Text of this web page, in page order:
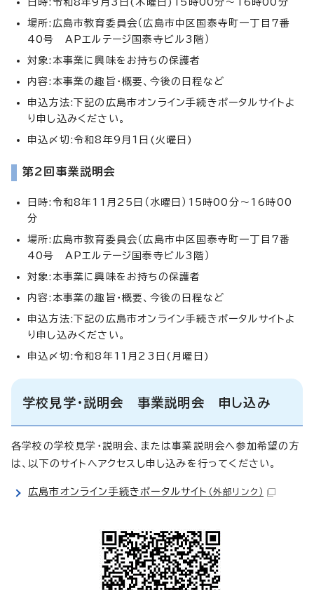
場所:広島市教育委員会（広島市中区国泰寺町一丁目7番
40号 APエルテージ国泰寺ビル3階）
対象:本事業に興味をお持ちの保護者
内容:本事業の趣旨・概要、今後の日程など
申込方法:下記の広島市オンライン手続きポータルサイトよ
り申し込みください。
申込〆切:令和8年9月1日(火曜日)
第2回事業説明会
日時:令和8年11月25日（水曜日）15時00分～16時00
分
場所:広島市教育委員会（広島市中区国泰寺町一丁目7番
40号 APエルテージ国泰寺ビル3階）
対象:本事業に興味をお持ちの保護者
内容:本事業の趣旨・概要、今後の日程など
申込方法:下記の広島市オンライン手続きポータルサイトよ
り申し込みください。
申込〆切:令和8年11月23日(月曜日)
学校見学・説明会 事業説明会 申し込み
各学校の学校見学・説明会、または事業説明会へ参加希望の方
は、以下のサイトへアクセスし申し込みを行ってください。
広島市オンライン手続きポータルサイト （外部リンク）